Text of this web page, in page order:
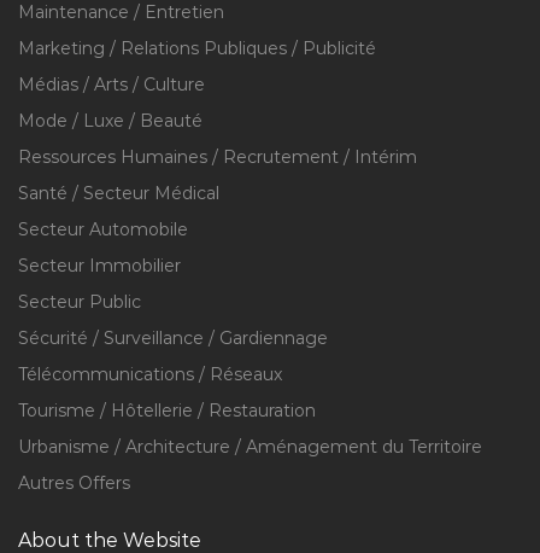
Maintenance / Entretien
Marketing / Relations Publiques / Publicité
Médias / Arts / Culture
Mode / Luxe / Beauté
Ressources Humaines / Recrutement / Intérim
Santé / Secteur Médical
Secteur Automobile
Secteur Immobilier
Secteur Public
Sécurité / Surveillance / Gardiennage
Télécommunications / Réseaux
Tourisme / Hôtellerie / Restauration
Urbanisme / Architecture / Aménagement du Territoire
Autres Offers
About the Website